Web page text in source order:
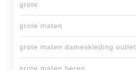
grote
grote maten
grote maten dameskleding outlet
grote maten heren